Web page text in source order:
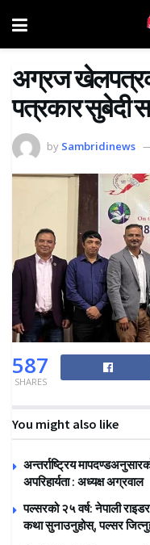
अग्रज
पत्रकार सुबेदी
by Sambridinews
587
SHARES
You might also like
अन्तर्राष्ट्रिय
अपरिहार्यता : अध्यक्ष अग्रवाल
पल्सरको २५ वर्ष: नेपाली
कथा सुनाउनुहोस्, पल्सर